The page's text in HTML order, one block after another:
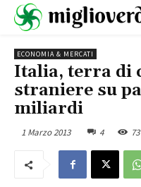
ECONOMIA & MERCATI
Italia, terra di
straniere su
miliardi
1 Marzo 2013 4 73